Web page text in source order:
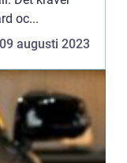
oc...
09 augusti 2023